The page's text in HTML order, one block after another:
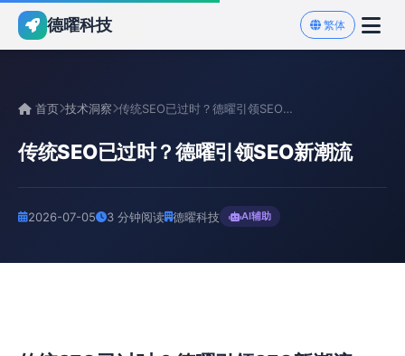
德曜科技 繁体
首页 技术洞察 传统SEO已过时？德曜引领SEO新潮流
传统SEO已过时？德曜引领SEO新潮流
2026-07-05 3 分钟阅读 德曜科技 AI辅助